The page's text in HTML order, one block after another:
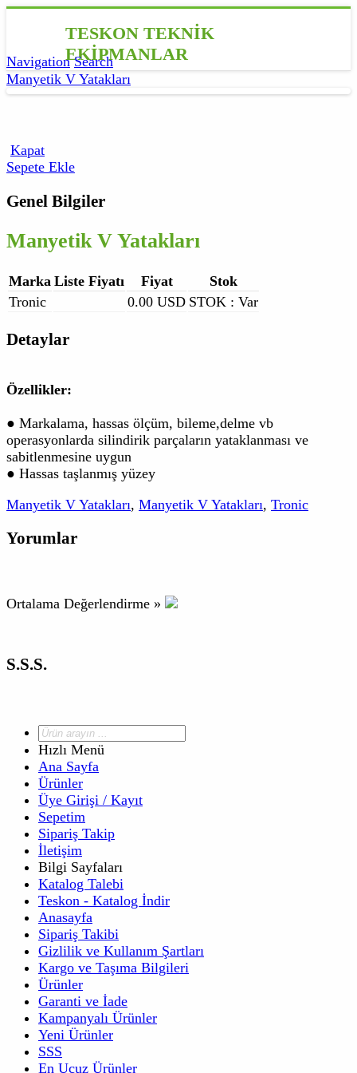
TESKON TEKNİK
EKİPMANLAR
Navigation Search
Manyetik V Yatakları
Kapat
Sepete Ekle
Genel Bilgiler
Manyetik V Yatakları
Marka Liste Fiyatı Fiyat
Stok
Tronic
0.00 USD STOK : Var
Detaylar
Özellikler:
● Markalama, hassas ölçüm, bileme,delme vb
operasyonlarda silindirik parçaların yataklanması ve
sabitlenmesine uygun
● Hassas taşlanmış yüzey
Manyetik V Yatakları, Manyetik V Yatakları, Tronic
Yorumlar
Ortalama Değerlendirme »
S.S.S.
Hızlı Menü
Ana Sayfa
Ürünler
Üye Girişi / Kayıt
Sepetim
Sipariş Takip
İletişim
Bilgi Sayfaları
Katalog Talebi
Teskon - Katalog İndir
Anasayfa
Sipariş Takibi
Gizlilik ve Kullanım Şartları
Kargo ve Taşıma Bilgileri
Ürünler
Garanti ve İade
Kampanyalı Ürünler
Yeni Ürünler
SSS
En Ucuz Ürünler